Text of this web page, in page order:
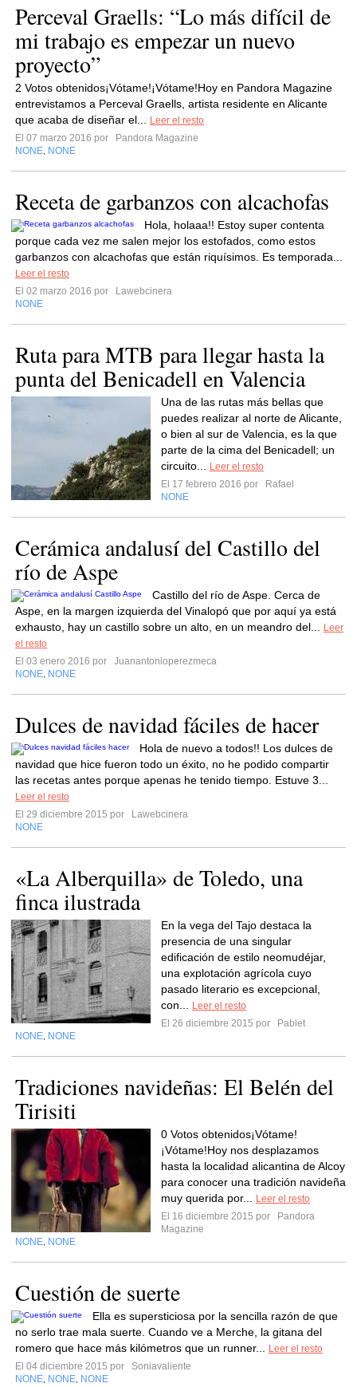
Perceval Graells: “Lo más difícil de
mi trabajo es empezar un nuevo
proyecto”
2 Votos obtenidos¡Vótame!¡Vótame!Hoy en Pandora Magazine
entrevistamos a Perceval Graells, artista residente en Alicante
que acaba de diseñar el...
Leer el resto
El 07 marzo 2016 por
Pandora Magazine
NONE NONE
Receta de garbanzos con alcachofas
Hola, holaaa!! Estoy super contenta
porque cada vez me salen mejor los estofados, como estos
garbanzos con alcachofas que están riquísimos. Es temporada...
Leer el resto
El 02 marzo 2016 por
Lawebcinera
NONE
Ruta para MTB para llegar hasta la
punta del Benicadell en Valencia
Una de las rutas más bellas que
puedes realizar al norte de Alicante,
o bien al sur de Valencia, es la que
parte de la cima del Benicadell; un
circuito...
Leer el resto
El 17 febrero 2016 por
Rafael
NONE
Cerámica andalusí del Castillo del
río de Aspe
Castillo del río de Aspe. Cerca de
Aspe, en la margen izquierda del Vinalopó que por aquí ya está
exhausto, hay un castillo sobre un alto, en un meandro del...
Leer
el resto
El 03 enero 2016 por
Juanantonioperezmeca
NONE NONE
Dulces de navidad fáciles de hacer
Hola de nuevo a todos!! Los dulces de
navidad que hice fueron todo un éxito, no he podido compartir
las recetas antes porque apenas he tenido tiempo. Estuve 3...
Leer el resto
El 29 diciembre 2015 por
Lawebcinera
NONE
«La Alberquilla» de Toledo, una
finca ilustrada
En la vega del Tajo destaca la
presencia de una singular
edificación de estilo neomudéjar,
una explotación agrícola cuyo
pasado literario es excepcional,
con...
Leer el resto
El 26 diciembre 2015 por
Pablet
NONE NONE
Tradiciones navideñas: El Belén del
Tirisiti
0 Votos obtenidos¡Vótame!
¡Vótame!Hoy nos desplazamos
hasta la localidad alicantina de Alcoy
para conocer una tradición navideña
muy querida por...
Leer el resto
El 16 diciembre 2015 por
Pandora
Magazine
NONE NONE
Cuestión de suerte
Ella es supersticiosa por la sencilla razón de que
no serlo trae mala suerte. Cuando ve a Merche, la gitana del
romero que hace más kilómetros que un runner...
Leer el resto
El 04 diciembre 2015 por
Soniavaliente
NONE NONE NONE